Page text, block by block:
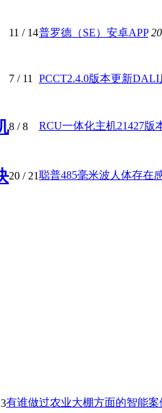
11 / 14普罗德（SE）安卓APP
7 / 11 PCCT2.4.0版本更新DALI
8 / 8 RCU一体化主机21427版
20 / 21聪普485毫米波人体存在
有谁做过农业大棚方面的智能案